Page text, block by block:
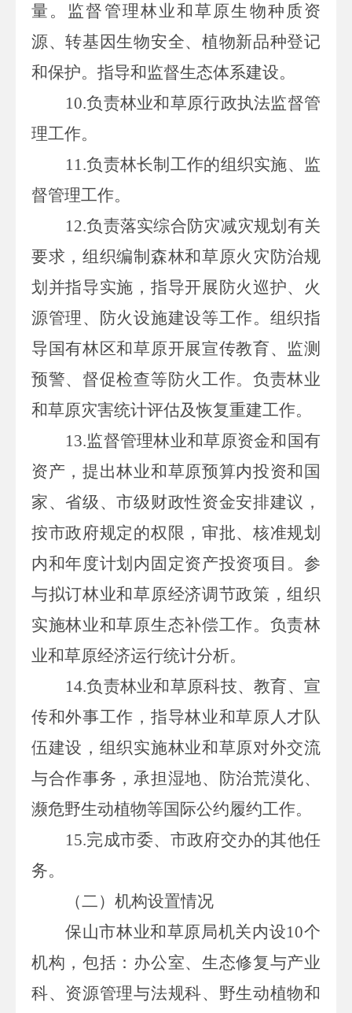
量。监督管理林业和草原生物种质资
源、转基因生物安全、植物新品种登记
和保护。指导和监督生态体系建设。
10.负责林业和草原行政执法监督管
理工作。
11.负责林长制工作的组织实施、监
督管理工作。
12.负责落实综合防灾减灾规划有关
要求，组织编制森林和草原火灾防治规
划并指导实施，指导开展防火巡护、火
源管理、防火设施建设等工作。组织指
导国有林区和草原开展宣传教育、监测
预警、督促检查等防火工作。负责林业
和草原灾害统计评估及恢复重建工作。
13.监督管理林业和草原资金和国有
资产，提出林业和草原预算内投资和国
家、省级、市级财政性资金安排建议，
按市政府规定的权限，审批、核准规划
内和年度计划内固定资产投资项目。参
与拟订林业和草原经济调节政策，组织
实施林业和草原生态补偿工作。负责林
业和草原经济运行统计分析。
14.负责林业和草原科技、教育、宣
传和外事工作，指导林业和草原人才队
伍建设，组织实施林业和草原对外交流
与合作事务，承担湿地、防治荒漠化、
濒危野生动植物等国际公约履约工作。
15.完成市委、市政府交办的其他任
务。
（二）机构设置情况
保山市林业和草原局机关内设10个
机构，包括：办公室、生态修复与产业
科、资源管理与法规科、野生动植物和